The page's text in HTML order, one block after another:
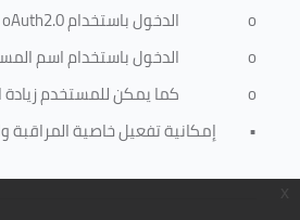
o
الدخول باستخدامoAuth2.0
o
الدخول باستخدام اسم
o
كما يمكن للمستخدم
• إمكانية تفعيل خاصية المراقبة